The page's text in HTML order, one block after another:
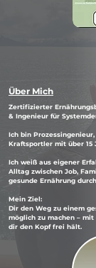
Über Mich
Zertifizierter
& Ingenieur für
Ich bin
Kraftsportler mit über 15
Ich weiß aus eigener
Alltag zwischen Job,
gesunde Ernährung
Mein Ziel:
Dir den Weg zu einem
möglich zu machen –
dir den Kopf frei hält.